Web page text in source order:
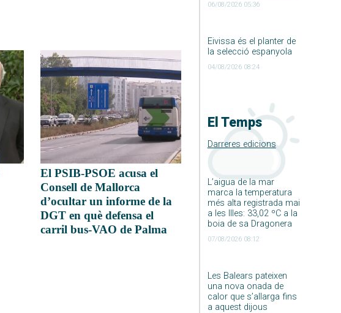
06/08/2026 05:36
Eivissa és el planter de
la selecció espanyola
04/08/2026 08:24
El Temps
Darreres edicions
L’aigua de la mar
marca la temperatura
més alta registrada mai
a les Illes: 33,02 ºC a la
boia de sa Dragonera
07/08/2026 08:12
Les Balears pateixen
una nova onada de
calor que s’allarga fins
a aquest dijous
El PSIB-PSOE acusa el
Consell de Mallorca
d’ocultar un informe de la
DGT en què defensa el
carril bus-VAO de Palma